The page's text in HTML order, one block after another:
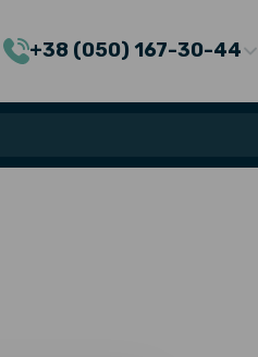
+38 (050) 167-30-44